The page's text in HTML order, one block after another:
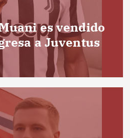
es vendido
a Juventus